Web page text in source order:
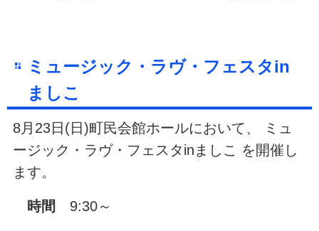
ミュージック・ラヴ・フェスタin
ましこ
8月23日(日)町民会館ホールにおいて、 ミュ
ージック・ラヴ・フェスタinましこ を開催し
ます。
時間 9:30～